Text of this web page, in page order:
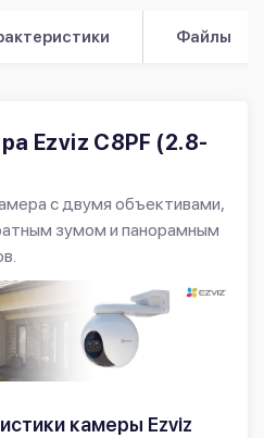
Файлы
Ezviz C8PF (2.8-
с двумя объективами,
зумом и панорамным
камеры Ezviz